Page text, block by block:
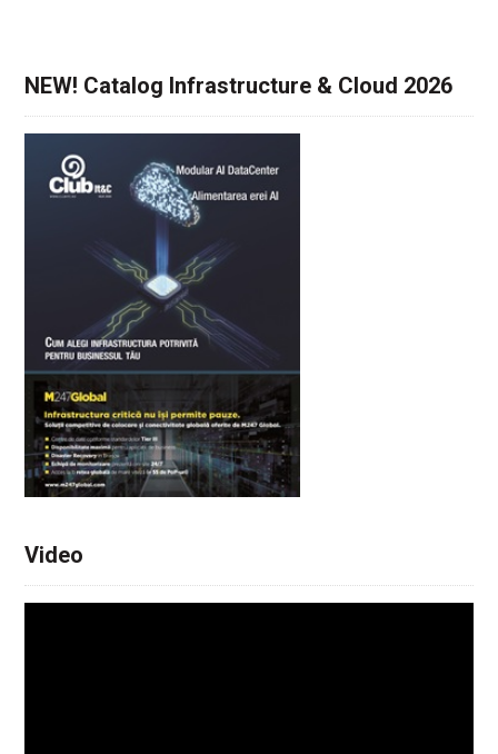
NEW! Catalog Infrastructure & Cloud 2026
Video